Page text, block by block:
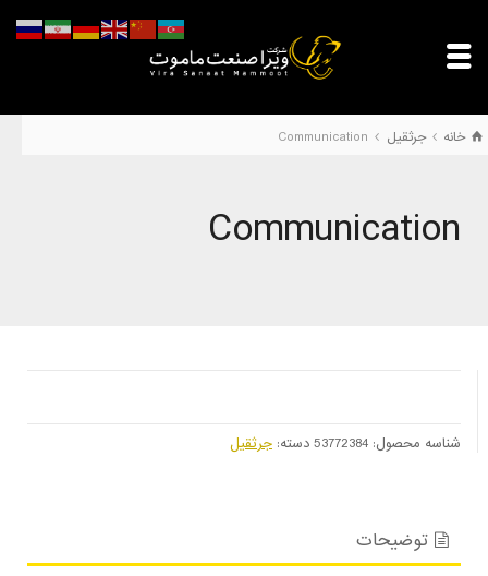
خانه جرثقیل Communication
Communication
شناسه محصول: 53772384 دسته: جرثقیل
توضیحات